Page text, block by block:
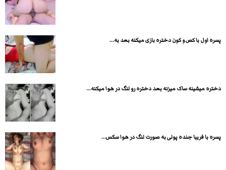
پسره اول با کص و کون دختره بازی میکنه بعد به...
دختره میشینه ساک میزنه بعد دختره رو لنگ در هوا میکنه...
پسره با فریبا جنده پولی به صورت لنگ در هوا سکس...